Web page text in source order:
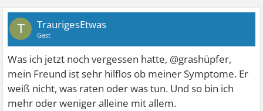
T TraurigesEtwas
Gast
Was ich jetzt noch vergessen hatte, @grashüpfer,
mein Freund ist sehr hilflos ob meiner Symptome. Er
weiß nicht, was raten oder was tun. Und so bin ich
mehr oder weniger alleine mit allem.